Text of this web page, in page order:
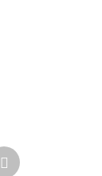
Další
produkt